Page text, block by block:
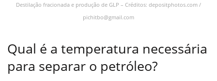
Destilação fracionada e produção de GLP – Créditos: depositphotos.com /
pichitbo@gmail.com
Qual é a temperatura necessária
para separar o petróleo?